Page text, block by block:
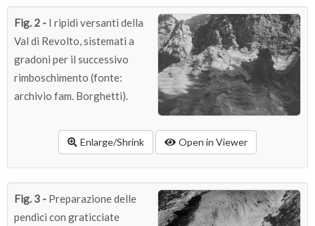
Fig. 2 - I ripidi versanti della
Val di Revolto, sistemati a
gradoni per il successivo
rimboschimento (fonte:
archivio fam. Borghetti).
Enlarge/Shrink Open in Viewer
Fig. 3 - Preparazione delle
pendici con graticciate